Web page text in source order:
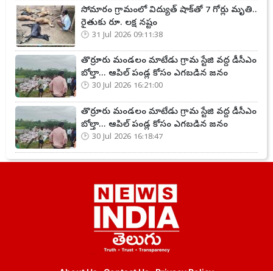
సోమారం గ్రామంలో విద్యుత్ షాక్‌తో 7 గోర్లు మృతి..
రైతుకు రూ. లక్ష నష్టం
31 Jul 2026 09:11:38
తొర్రూరు మండలం మాటేడు గ్రామ స్టేజి వద్ద డీసీఎం
బోల్తా... ఆపిల్ పండ్ల కోసం ఎగబడిన జనం
30 Jul 2026 16:21:00
తొర్రూరు మండలం మాటేడు గ్రామ స్టేజి వద్ద డీసీఎం
బోల్తా... ఆపిల్ పండ్ల కోసం ఎగబడిన జనం
30 Jul 2026 16:18:47